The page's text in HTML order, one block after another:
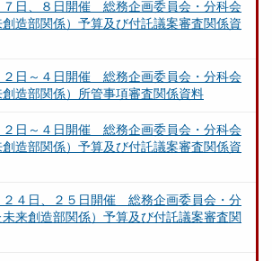
７日、８日開催 総務企画委員会・分科会
創造部関係）予算及び付託議案審査関係資
２日～４日開催 総務企画委員会・分科会
創造部関係）所管事項審査関係資料
２日～４日開催 総務企画委員会・分科会
創造部関係）予算及び付託議案審査関係資
２４日、２５日開催 総務企画委員会・分
来創造部関係）予算及び付託議案審査関